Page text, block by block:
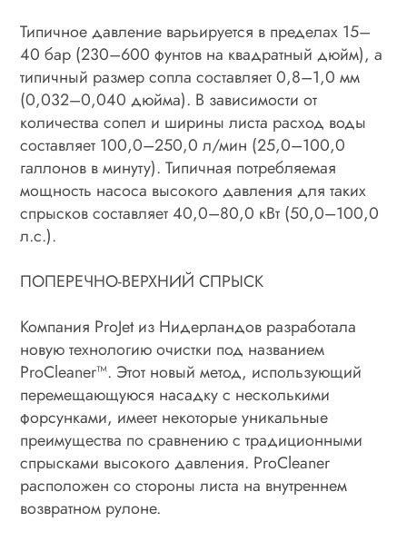
Типичное давление варьируется в пределах 15–
40 бар (230–600 фунтов на квадратный дюйм), а
типичный размер сопла составляет 0,8–1,0 мм
(0,032–0,040 дюйма). В зависимости от
количества сопел и ширины листа расход воды
составляет 100,0–250,0 л/мин (25,0–100,0
галлонов в минуту). Типичная потребляемая
мощность насоса высокого давления для таких
спрысков составляет 40,0–80,0 кВт (50,0–100,0
л.с.).
ПОПЕРЕЧНО-ВЕРХНИЙ СПРЫСК
Компания ProJet из Нидерландов разработала
новую технологию очистки под названием
ProCleaner™. Этот новый метод, использующий
перемещающуюся насадку с несколькими
форсунками, имеет некоторые уникальные
преимущества по сравнению с традиционными
спрысками высокого давления. ProCleaner
расположен со стороны листа на внутреннем
возвратном рулоне.